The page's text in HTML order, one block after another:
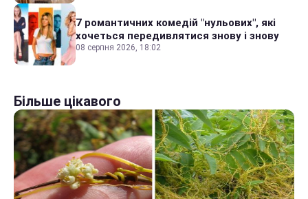
7 романтичних комедій "нульових", які
хочеться передивлятися знову і знову
08 серпня 2026, 18:02
Більше цікавого